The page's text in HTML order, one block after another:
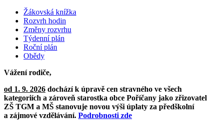
Žákovská knížka
Rozvrh hodin
Změny rozvrhu
Týdenní plán
Roční plán
Obědy
Vážení rodiče,
od 1. 9. 2026 dochází k úpravě cen stravného ve všech
kategoriích a zároveň starostka obce Poříčany jako zřizovatel
ZŠ TGM a MŠ stanovuje novou výši úplaty za předškolní
a zájmové vzdělávání. Podrobnosti zde